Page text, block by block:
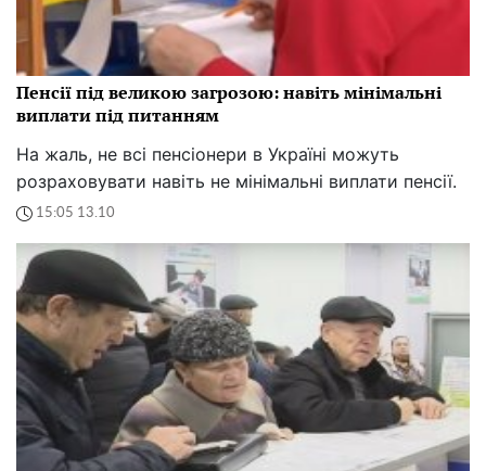
Пенсії під великою загрозою: навіть мінімальні
виплати під питанням
На жаль, не всі пенсіонери в Україні можуть
розраховувати навіть не мінімальні виплати пенсії.
15:05 13.10